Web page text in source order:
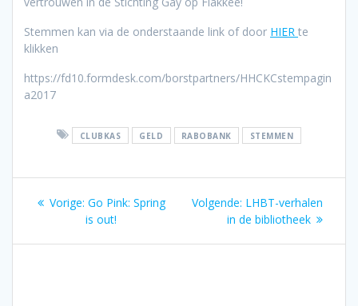
Stemmen kan via de onderstaande link of door HIER te
klikken
https://fd10.formdesk.com/borstpartners/HHCKCstempagin
a2017
CLUBKAS GELD RABOBANK STEMMEN
Bericht
navigatie
Vorige: Vorig
bericht:
Go Pink: Spring
is out!
Volgende: Volgend
bericht:
LHBT-verhalen
in de bibliotheek